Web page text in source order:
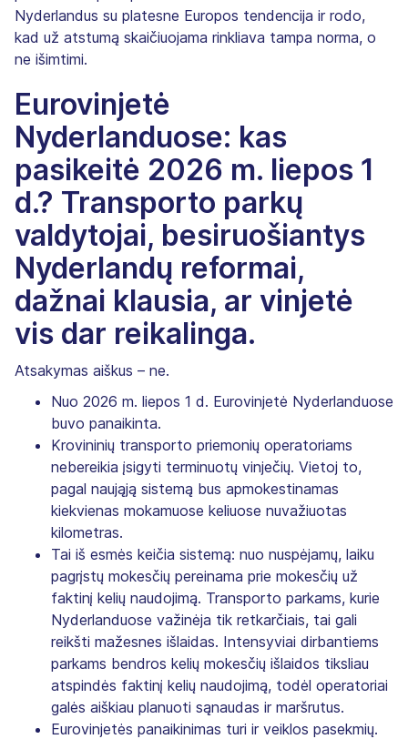
Nyderlandus su platesne Europos tendencija ir rodo,
kad už atstumą skaičiuojama rinkliava tampa norma, o
ne išimtimi.
Eurovinjetė
Nyderlanduose: kas
pasikeitė 2026 m. liepos 1
d.? Transporto parkų
valdytojai, besiruošiantys
Nyderlandų reformai,
dažnai klausia, ar vinjetė
vis dar reikalinga.
Atsakymas aiškus – ne.
Nuo 2026 m. liepos 1 d. Eurovinjetė Nyderlanduose
buvo panaikinta.
Krovininių transporto priemonių operatoriams
nebereikia įsigyti terminuotų vinječių. Vietoj to,
pagal naująją sistemą bus apmokestinamas
kiekvienas mokamuose keliuose nuvažiuotas
kilometras.
Tai iš esmės keičia sistemą: nuo nuspėjamų, laiku
pagrįstų mokesčių pereinama prie mokesčių už
faktinį kelių naudojimą. Transporto parkams, kurie
Nyderlanduose važinėja tik retkarčiais, tai gali
reikšti mažesnes išlaidas. Intensyviai dirbantiems
parkams bendros kelių mokesčių išlaidos tiksliau
atspindės faktinį kelių naudojimą, todėl operatoriai
galės aiškiau planuoti sąnaudas ir maršrutus.
Eurovinjetės panaikinimas turi ir veiklos pasekmių.